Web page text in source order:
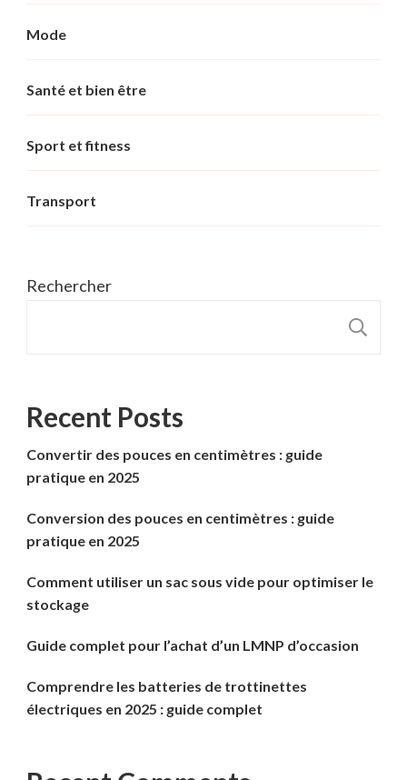
Mode
Santé et bien être
Sport et fitness
Transport
Rechercher
Recent Posts
Convertir des pouces en centimètres : guide
pratique en 2025
Conversion des pouces en centimètres : guide
pratique en 2025
Comment utiliser un sac sous vide pour optimiser le
stockage
Guide complet pour l’achat d’un LMNP d’occasion
Comprendre les batteries de trottinettes
électriques en 2025 : guide complet